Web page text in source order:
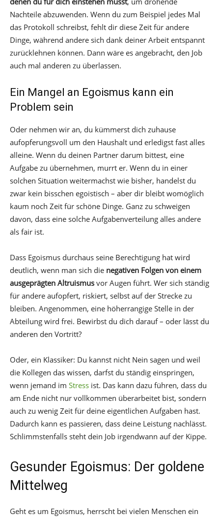
Nachteile abzuwenden. Wenn du zum Beispiel jedes Mal
das Protokoll schreibst, fehlt dir diese Zeit für andere
Dinge, während andere sich dank deiner Arbeit entspannt
zurücklehnen können. Dann wäre es angebracht, den Job
auch mal anderen zu überlassen.
Ein Mangel an Egoismus kann ein
Problem sein
Oder nehmen wir an, du kümmerst dich zuhause
aufopferungsvoll um den Haushalt und erledigst fast alles
alleine. Wenn du deinen Partner darum bittest, eine
Aufgabe zu übernehmen, murrt er. Wenn du in einer
solchen Situation weitermachst wie bisher, handelst du
zwar kein bisschen egoistisch – aber dir bleibt womöglich
kaum noch Zeit für schöne Dinge. Ganz zu schweigen
davon, dass eine solche Aufgabenverteilung alles andere
als fair ist.
Dass Egoismus durchaus seine Berechtigung hat wird
deutlich, wenn man sich die negativen Folgen von einem
ausgeprägten Altruismus vor Augen führt. Wer sich ständig
für andere aufopfert, riskiert, selbst auf der Strecke zu
bleiben. Angenommen, eine höherrangige Stelle in der
Abteilung wird frei. Bewirbst du dich darauf – oder lässt du
anderen den Vortritt?
Oder, ein Klassiker: Du kannst nicht Nein sagen und weil
die Kollegen das wissen, darfst du ständig einspringen,
wenn jemand im Stress ist. Das kann dazu führen, dass du
am Ende nicht nur vollkommen überarbeitet bist, sondern
auch zu wenig Zeit für deine eigentlichen Aufgaben hast.
Dadurch kann es passieren, dass deine Leistung nachlässt.
Schlimmstenfalls steht dein Job irgendwann auf der Kippe.
Gesunder Egoismus: Der goldene
Mittelweg
Geht es um Egoismus, herrscht bei vielen Menschen ein